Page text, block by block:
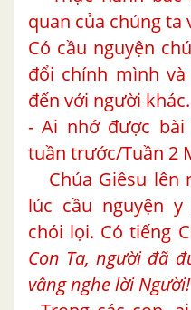
quan của chúng ta
Có cầu nguyện
đổi chính mình
đến với người khác.
- Ai nhớ được bài
tuần trước/Tuần 2
Chúa Giêsu lên
lúc cầu nguyện
chói lọi. Có tiếng
Con Ta, người đã
vâng nghe lời